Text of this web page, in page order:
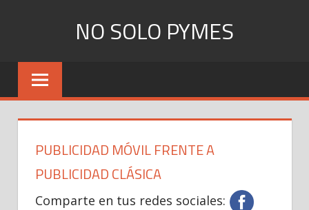
NO SOLO PYMES
Todo
que
necesita
saber
PUBLICIDAD MÓVIL FRENTE A
PUBLICIDAD CLÁSICA
Comparte en tus redes sociales: